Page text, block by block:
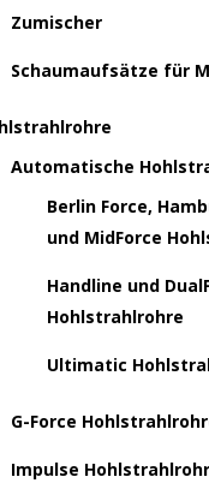
Zumischer
Schaumaufsätze für
Automatische
Berlin Force,
und MidForce
Handline und
Hohlstrahlrohre
Ultimatic
G-Force
Impulse